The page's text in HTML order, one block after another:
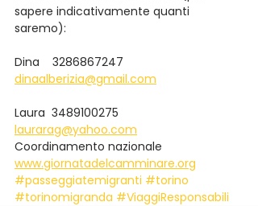
sapere indicativamente quanti
saremo):
Dina    3286867247
dinaalberizia@gmail.com
Laura  3489100275
laurarag@yahoo.com
Coordinamento nazionale
www.giornatadelcamminare.org
#passeggiatemigranti #torino
#torinomigranda #ViaggiResponsabili